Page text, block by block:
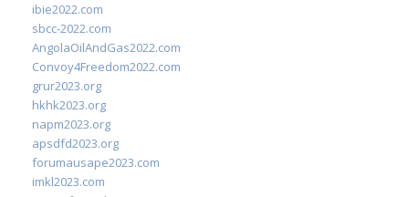
ibie2022.com
sbcc-2022.com
AngolaOilAndGas2022.com
Convoy4Freedom2022.com
grur2023.org
hkhk2023.org
napm2023.org
apsdfd2023.org
forumausape2023.com
imkl2023.com